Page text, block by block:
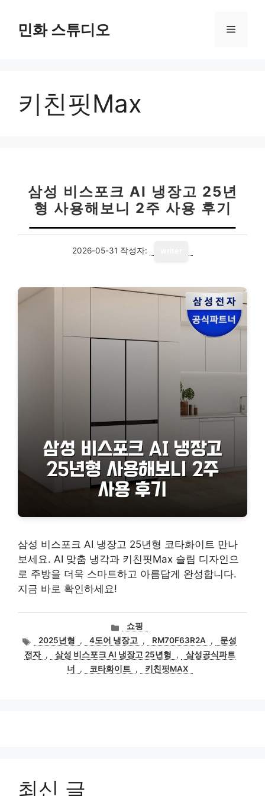
민화 스튜디오 메
키친핏Max
삼성 비스포크 AI 냉장고 25년
형 사용해보니 2주 사용 후기
2026-05-31 작성자:
삼성 비스포크 AI 냉장고 25년형 코타화이트 만나
보세요. AI 맞춤 냉각과 키친핏Max 슬림 디자인으
로 주방을 더욱 스마트하고 아름답게 완성합니다.
지금 바로 확인하세요!
카
테
고
리
쇼핑
태
그
2025년형 , 4도어 냉장고 , RM70F63R2A ,
문성
전자 , 삼성 비스포크 AI 냉장고 25년형 ,
삼성공식파트
너
, 코타화이트 , 키친핏MAX
최신 글